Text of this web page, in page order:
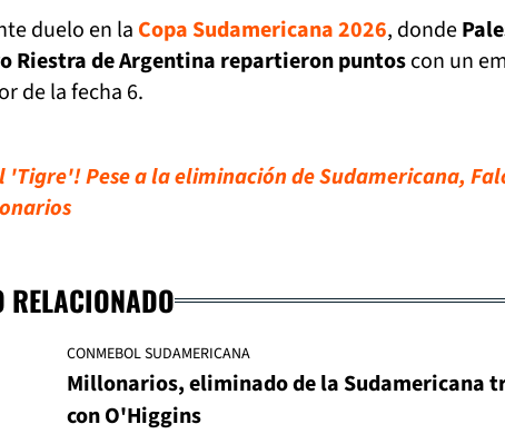
duelo en la Copa Sudamericana 2026, donde
Riestra de Argentina repartieron puntoscon un
de la fecha 6.
'Tigre'! Pese a la eliminación de Sudamericana,
RELACIONADO
CONMEBOL SUDAMERICANA
Millonarios, eliminado de la Sudamericana
con O'Higgins